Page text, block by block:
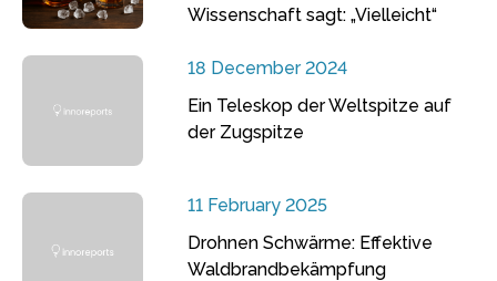
Wissenschaft sagt: „Vielleicht“
18 December 2024
Ein Teleskop der Weltspitze auf
der Zugspitze
11 February 2025
Drohnen Schwärme: Effektive
Waldbrandbekämpfung